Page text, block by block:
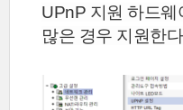
UPnP 지원 하드
많은 경우 지원한